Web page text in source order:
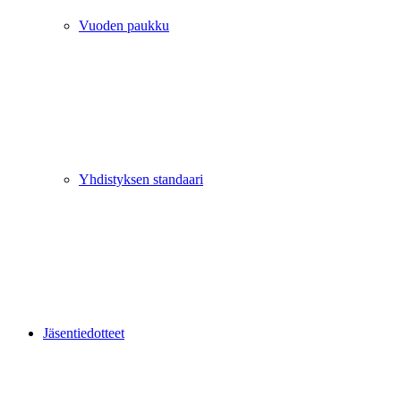
Vuoden paukku
Yhdistyksen standaari
Jäsentiedotteet